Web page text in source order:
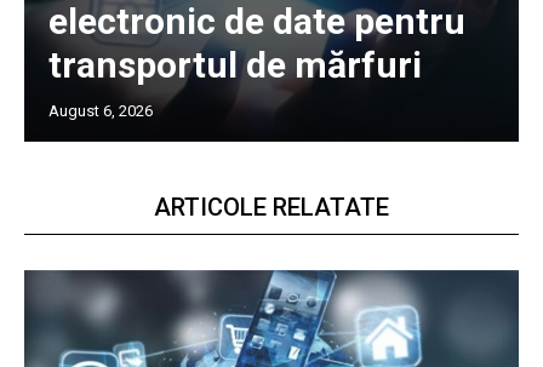
electronic de date pentru
transportul de mărfuri
August 6, 2026
ARTICOLE RELATATE